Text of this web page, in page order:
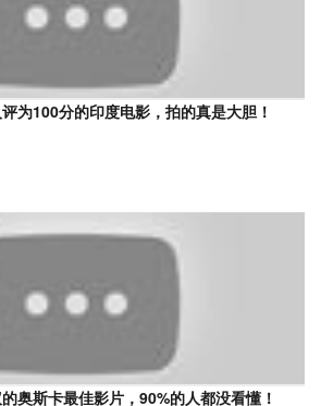
为100分的印度电影，拍的真是大胆！
奥斯卡最佳影片，90%的人都没看懂！